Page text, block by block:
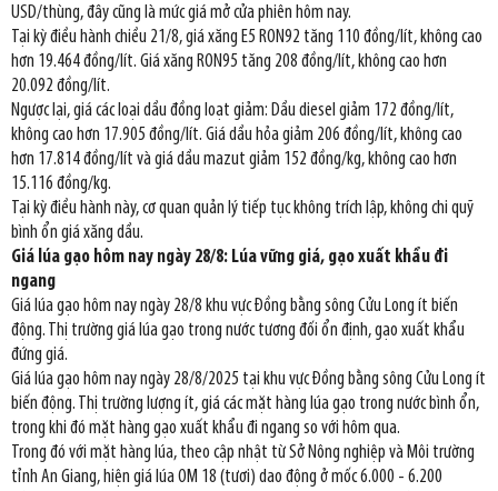
USD/thùng, đây cũng là mức giá mở cửa phiên hôm nay.
Tại kỳ điều hành chiều 21/8, giá xăng E5 RON92 tăng 110 đồng/lít, không cao
hơn 19.464 đồng/lít. Giá xăng RON95 tăng 208 đồng/lít, không cao hơn
20.092 đồng/lít.
Ngược lại, giá các loại dầu đồng loạt giảm: Dầu diesel giảm 172 đồng/lít,
không cao hơn 17.905 đồng/lít. Giá dầu hỏa giảm 206 đồng/lít, không cao
hơn 17.814 đồng/lít và giá dầu mazut giảm 152 đồng/kg, không cao hơn
15.116 đồng/kg.
Tại kỳ điều hành này, cơ quan quản lý tiếp tục không trích lập, không chi quỹ
bình ổn giá xăng dầu.
Giá lúa gạo hôm nay ngày 28/8: Lúa vững giá, gạo xuất khẩu đi
ngang
Giá lúa gạo hôm nay ngày 28/8 khu vực Đồng bằng sông Cửu Long ít biến
động. Thị trường giá lúa gạo trong nước tương đối ổn định, gạo xuất khẩu
đứng giá.
Giá lúa gạo hôm nay ngày 28/8/2025 tại khu vực Đồng bằng sông Cửu Long ít
biến động. Thị trường lượng ít, giá các mặt hàng lúa gạo trong nước bình ổn,
trong khi đó mặt hàng gạo xuất khẩu đi ngang so với hôm qua.
Trong đó với mặt hàng lúa, theo cập nhật từ Sở Nông nghiệp và Môi trường
tỉnh An Giang, hiện giá lúa OM 18 (tươi) dao động ở mốc 6.000 - 6.200